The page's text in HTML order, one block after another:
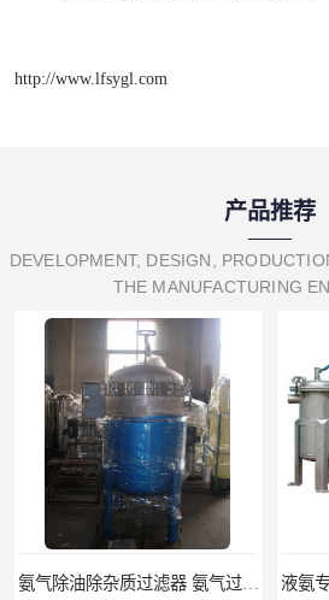
http://www.lfsygl.com
产品推荐
DEVELOPMENT, DESIGN,
THE MANUFACTURING
氨气除油除杂质过滤器 氨气过滤器生产厂家 液氨专用过滤器 液氨过滤器生产厂家